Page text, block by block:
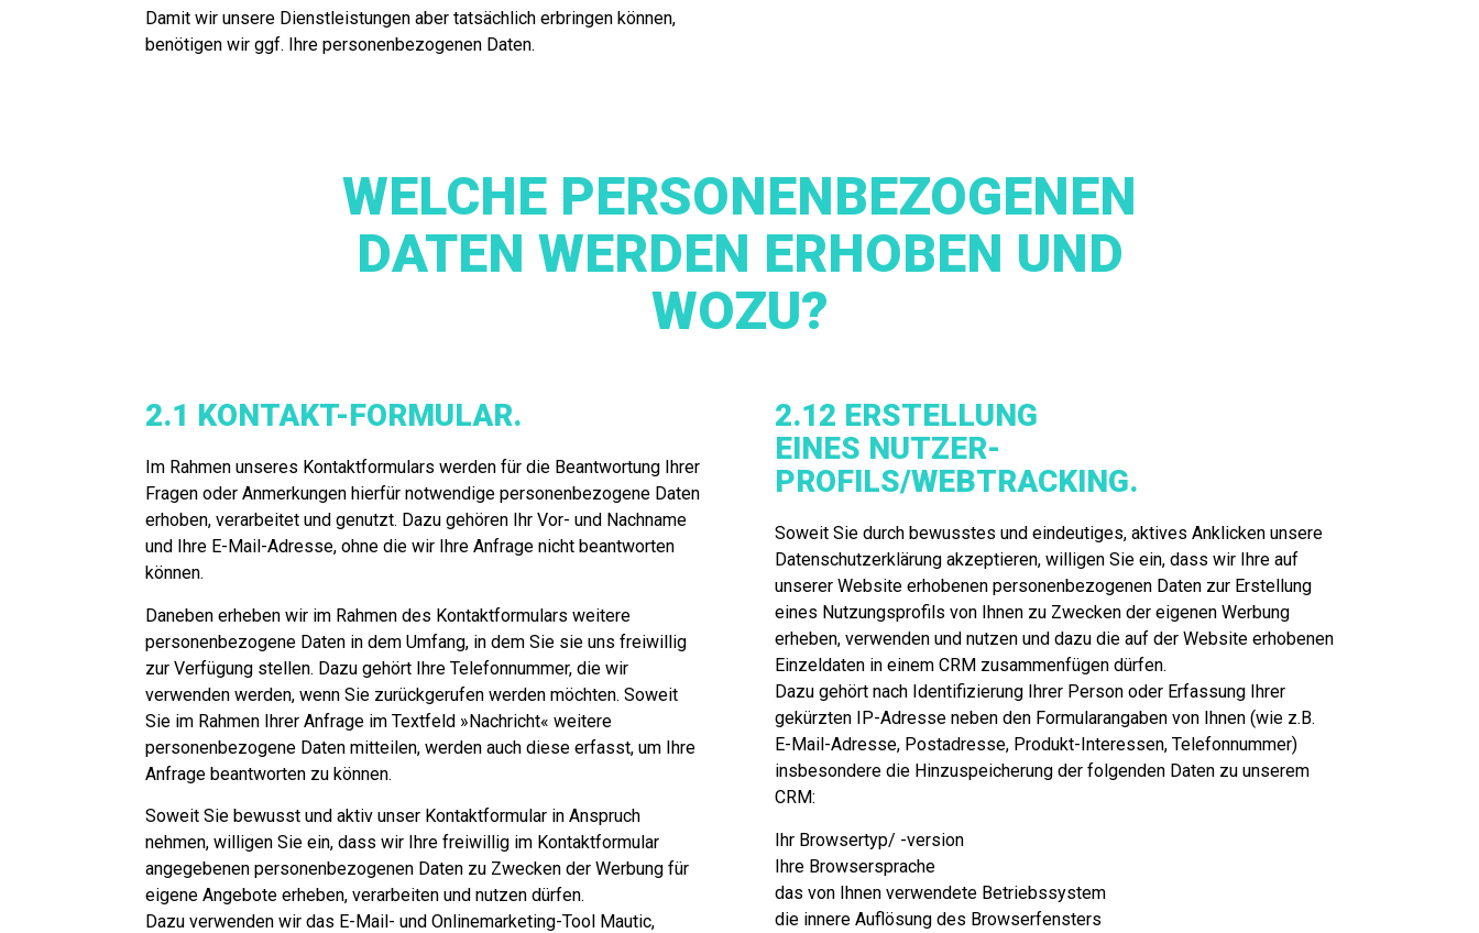
Damit wir unsere Dienstleistungen aber tatsächlich erbringen können,
benötigen wir ggf. Ihre personenbezogenen Daten.
WELCHE PERSONENBEZOGENEN
DATEN WERDEN ERHOBEN UND
WOZU?
2.1 KONTAKT-FORMULAR.
Im Rahmen unseres Kontaktformulars werden für die Beantwortung Ihrer
Fragen oder Anmerkungen hierfür notwendige personenbezogene Daten
erhoben, verarbeitet und genutzt. Dazu gehören Ihr Vor- und Nachname
und Ihre E-Mail-Adresse, ohne die wir Ihre Anfrage nicht beantworten
können.
Daneben erheben wir im Rahmen des Kontaktformulars weitere
personenbezogene Daten in dem Umfang, in dem Sie sie uns freiwillig
zur Verfügung stellen. Dazu gehört Ihre Telefonnummer, die wir
verwenden werden, wenn Sie zurückgerufen werden möchten. Soweit
Sie im Rahmen Ihrer Anfrage im Textfeld »Nachricht« weitere
personenbezogene Daten mitteilen, werden auch diese erfasst, um Ihre
Anfrage beantworten zu können.
Soweit Sie bewusst und aktiv unser Kontaktformular in Anspruch
nehmen, willigen Sie ein, dass wir Ihre freiwillig im Kontaktformular
angegebenen personenbezogenen Daten zu Zwecken der Werbung für
eigene Angebote erheben, verarbeiten und nutzen dürfen.
Dazu verwenden wir das E-Mail- und Onlinemarketing-Tool Mautic,
2.12 ERSTELLUNG
EINES NUTZER-
PROFILS/WEBTRACKING.
Soweit Sie durch bewusstes und eindeutiges, aktives Anklicken unsere
Datenschutzerklärung akzeptieren, willigen Sie ein, dass wir Ihre auf
unserer Website erhobenen personenbezogenen Daten zur Erstellung
eines Nutzungsprofils von Ihnen zu Zwecken der eigenen Werbung
erheben, verwenden und nutzen und dazu die auf der Website erhobenen
Einzeldaten in einem CRM zusammenfügen dürfen.
Dazu gehört nach Identifizierung Ihrer Person oder Erfassung Ihrer
gekürzten IP-Adresse neben den Formularangaben von Ihnen (wie z.B.
E-Mail-Adresse, Postadresse, Produkt-Interessen, Telefonnummer)
insbesondere die Hinzuspeicherung der folgenden Daten zu unserem
CRM:
Ihr Browsertyp/ -version
Ihre Browsersprache
das von Ihnen verwendete Betriebssystem
die innere Auflösung des Browserfensters